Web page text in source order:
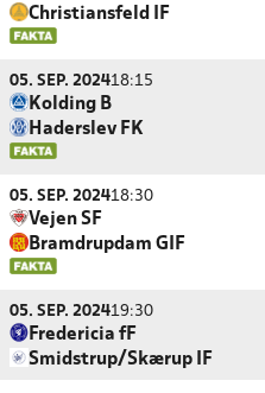
Christiansfeld IF
05. SEP. 202418:15
Kolding B
Haderslev FK
05. SEP. 202418:30
Vejen SF
Bramdrupdam GIF
05. SEP. 202419:30
Fredericia fF
Smidstrup/Skærup IF